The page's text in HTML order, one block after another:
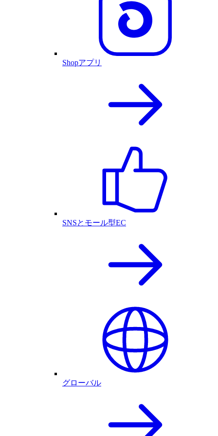
Shopアプリ
SNSとモール型EC
グローバル